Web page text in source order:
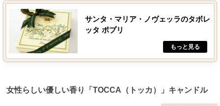
サンタ・マリア・ノヴェッラのタボレ
ッタ ポプリ
女性らしい優しい香り「TOCCA（トッカ）」キャンドル